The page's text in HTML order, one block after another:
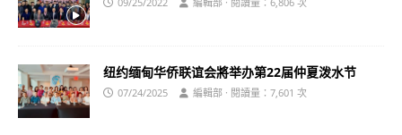
纽约缅甸华侨联谊会將举办第22届仲夏泼水节
07/24/2025 編輯部 · 閱讀量：7,601 次